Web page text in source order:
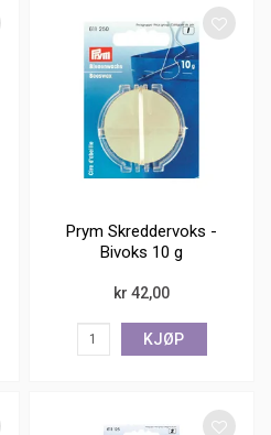
Prym Skreddervoks -
Bivoks 10 g
kr 42,00
KJØP